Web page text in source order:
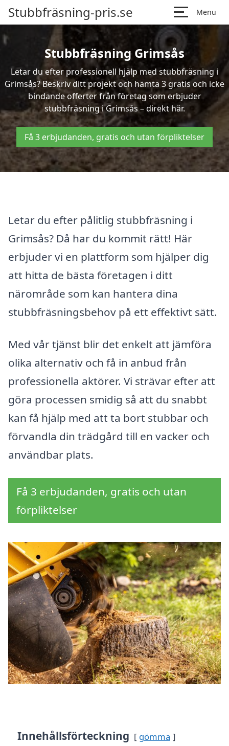
Stubbfräsning-pris.se Menu
Stubbfräsning Grimsås
Letar du efter professionell hjälp med stubbfräsning i
Grimsås? Beskriv ditt projekt och hämta 3 gratis och icke
bindande offerter från företag som erbjuder
stubbfräsning i Grimsås – direkt här.
Få 3 erbjudanden, gratis och utan förpliktelser
Letar du efter pålitlig stubbfräsning i
Grimsås? Då har du kommit rätt! Här
erbjuder vi en plattform som hjälper dig
att hitta de bästa företagen i ditt
närområde som kan hantera dina
stubbfräsningsbehov på ett effektivt sätt.
Med vår tjänst blir det enkelt att jämföra
olika alternativ och få in anbud från
professionella aktörer. Vi strävar efter att
göra processen smidig så att du snabbt
kan få hjälp med att ta bort stubbar och
förvandla din trädgård till en vacker och
användbar plats.
Få 3 erbjudanden, gratis och utan
förpliktelser
Innehållsförteckning gömma